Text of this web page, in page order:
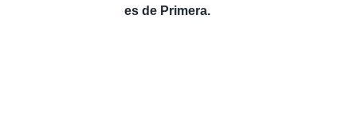
es de Primera.